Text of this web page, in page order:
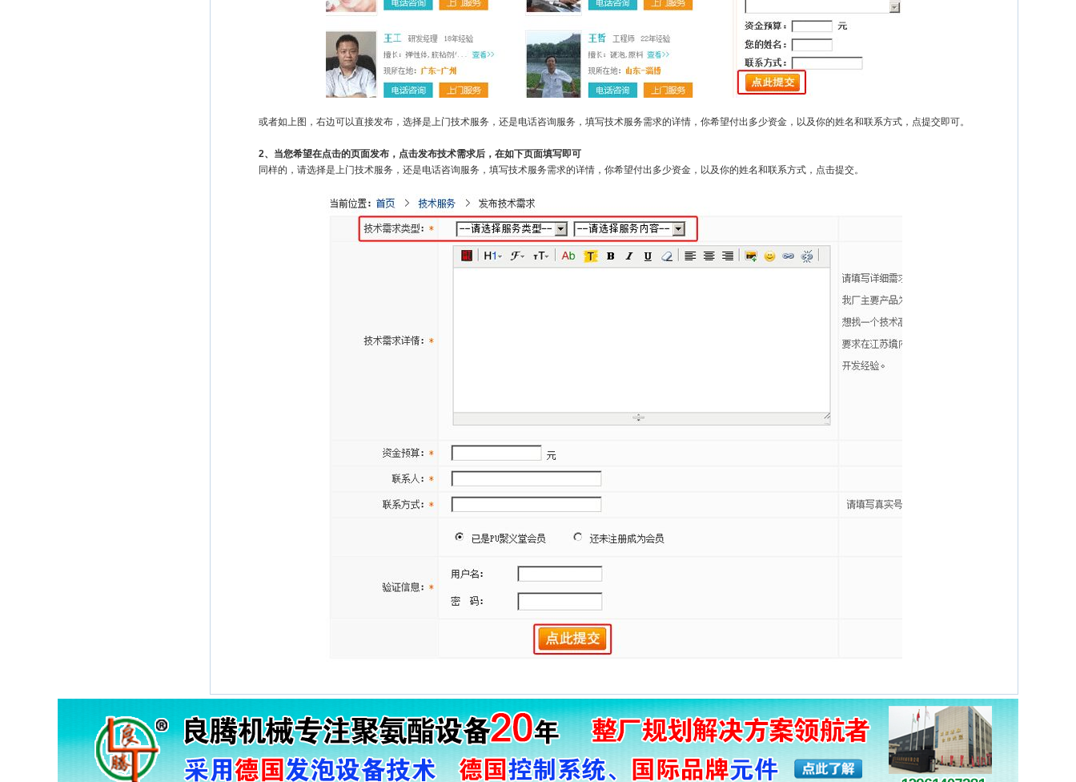
或者如上图，右边可以直接发布，选择是上门技术服务，还是电话咨询服务，填写技术服务需求的详情，你希望付出多少资金，以及你的姓名和联系方式，点提交即可。
2、当您希望在点击的页面发布，点击发布技术需求后，在如下页面填写即可
同样的，请选择是上门技术服务，还是电话咨询服务，填写技术服务需求的详情，你希望付出多少资金，以及你的姓名和联系方式，点击提交。